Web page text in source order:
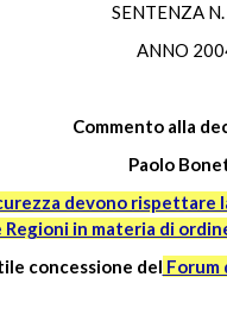
SENTENZA
ANNO
Commento alla
Paolo
devono
Regioni in materia di
concessione del Forum